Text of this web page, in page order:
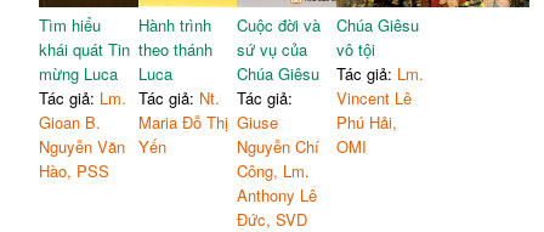
24,13-35
Từ chứng kiến đến chứng
nhân.Chú giải Lc 24,33-43
Chia tay trong niềm vui
Chú giải Lc 24,44-53
Thư mục tài liệu tham
Tìm hiểu
khái quát Tin
mừng Luca
Tác giả: Lm.
Gioan B.
Nguyễn Văn
Hào, PSS
Hành trình
theo thánh
Luca
Tác giả: Nt.
Maria Đỗ Thị
Yến
Cuộc đời và
sứ vụ của
Chúa Giêsu
Tác giả:
Giuse
Nguyễn Chí
Công, Lm.
Anthony Lê
Đức, SVD
Chúa Giêsu
vô tội
Tác giả: Lm.
Vincent Lê
Phú Hải,
OMI